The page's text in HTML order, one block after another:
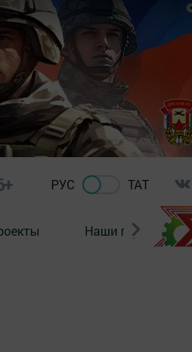
РУС ТАТ
Наши герои